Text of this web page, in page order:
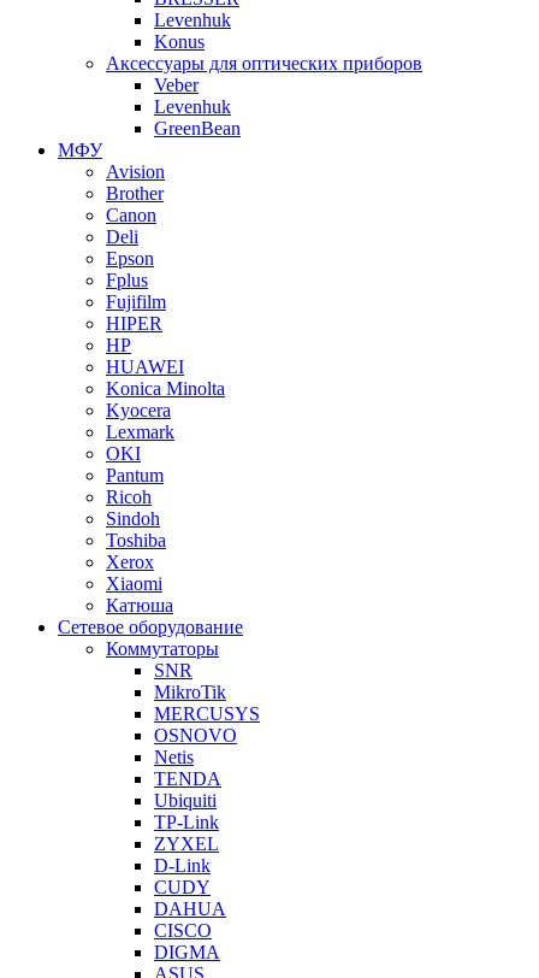
Levenhuk
Konus
Аксессуары для оптических приборов
Veber
Levenhuk
GreenBean
МФУ
Avision
Brother
Canon
Deli
Epson
Fplus
Fujifilm
HIPER
HP
HUAWEI
Konica Minolta
Kyocera
Lexmark
OKI
Pantum
Ricoh
Sindoh
Toshiba
Xerox
Xiaomi
Катюша
Сетевое оборудование
Коммутаторы
SNR
MikroTik
MERCUSYS
OSNOVO
Netis
TENDA
Ubiquiti
TP-Link
ZYXEL
D-Link
CUDY
DAHUA
CISCO
DIGMA